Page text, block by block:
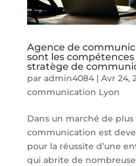
Agence de
sont les compétences
stratège de
par admin4084| Avr 24,
communication Lyon
Dans un marché de
communication est
pour la réussite d’une
qui abrite de